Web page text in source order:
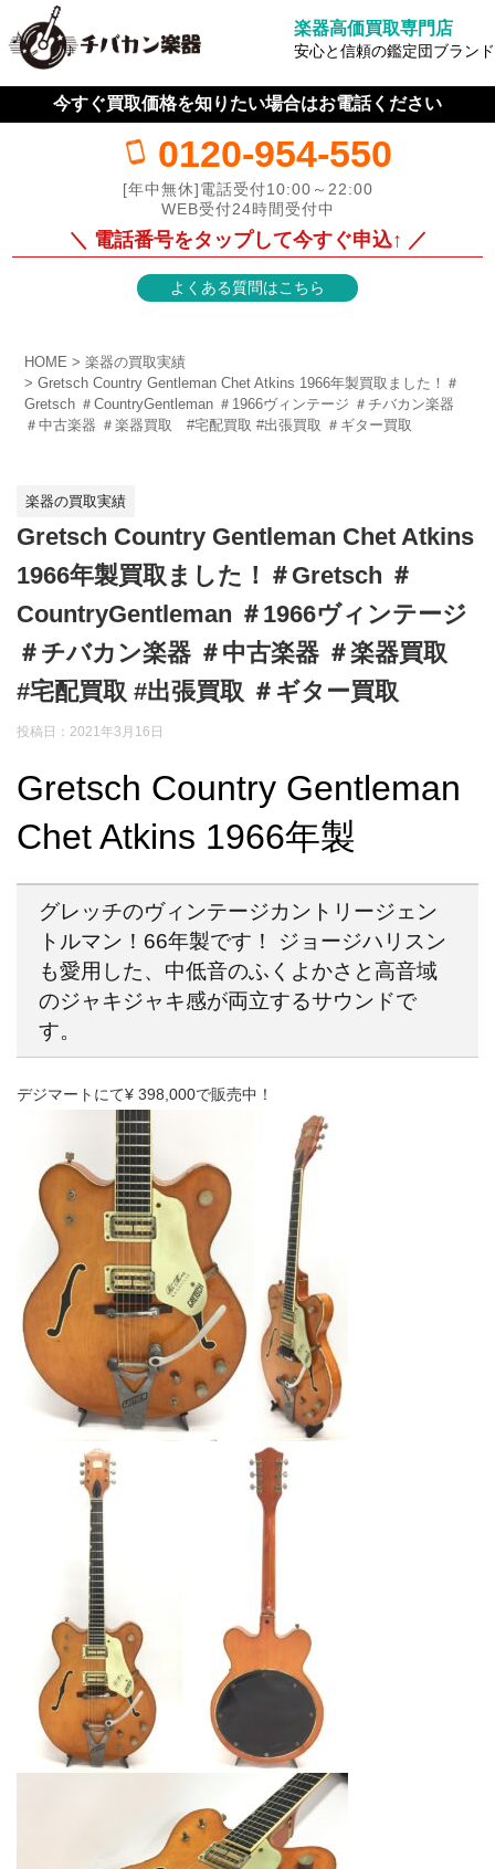
楽器高価買取専門店
安心と信頼の鑑定団ブランド
今すぐ買取価格を知りたい場合はお電話ください
0120-954-550
[年中無休]電話受付10:00～22:00
WEB受付24時間受付中
＼ 電話番号をタップして今すぐ申込↑ ／
よくある質問はこちら
HOME
楽器の買取実績
Gretsch Country Gentleman Chet Atkins 1966年製買取ました！＃
Gretsch ＃CountryGentleman ＃1966ヴィンテージ ＃チバカン楽器
＃中古楽器 ＃楽器買取 #宅配買取 #出張買取 ＃ギター買取
楽器の買取実績
Gretsch Country Gentleman Chet Atkins
1966年製買取ました！＃Gretsch ＃
CountryGentleman ＃1966ヴィンテージ
＃チバカン楽器 ＃中古楽器 ＃楽器買取
#宅配買取 #出張買取 ＃ギター買取
投稿日： 2021年3月16日
Gretsch Country Gentleman
Chet Atkins 1966年製
グレッチのヴィンテージカントリージェン
トルマン！66年製です！ ジョージハリスン
も愛用した、中低音のふくよかさと高音域
のジャキジャキ感が両立するサウンドで
す。
デジマートにて¥ 398,000で販売中！